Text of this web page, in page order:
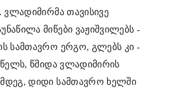
ვლადიმირმა თავისივე
მიწები ვაჟიშვილებს -
სამთავრო ერგო, გლებს კი -
წელს, წმიდა ვლადიმირის
დიდი სამთავრო ხელში